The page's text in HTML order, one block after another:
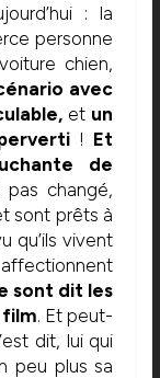
: la
personne
chien,
avec
et un
! Et
de
changé,
sont prêts à
qu’ils vivent
sont dit les
film. Et peut-
dit, lui qui
peu plus sa